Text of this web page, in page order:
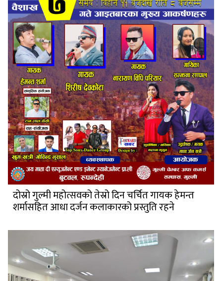
दोस्रो गुल्मी महोत्सवको तेस्रो दिन चर्चित गायक हेमन्त
शर्मासहित आधा दर्जन कलाकारको प्रस्तुति रहने